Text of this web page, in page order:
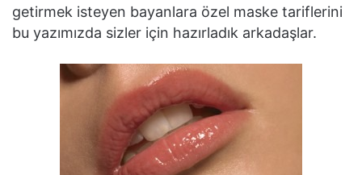
getirmek isteyen bayanlara özel maske tariflerini
bu yazımızda sizler için hazırladık arkadaşlar.